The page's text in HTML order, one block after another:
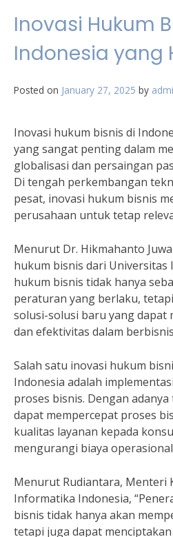
Inovasi Hukum
Indonesia yang
Posted on January 27, 2025 by
Inovasi hukum bisnis di
yang sangat penting dalam
globalisasi dan persaingan
Di tengah perkembangan
pesat, inovasi hukum bisnis
perusahaan untuk tetap
Menurut Dr. Hikmahanto
hukum bisnis dari Universitas
hukum bisnis tidak hanya
peraturan yang berlaku,
solusi-solusi baru yang dapat
dan efektivitas dalam
Salah satu inovasi hukum
Indonesia adalah
proses bisnis. Dengan
dapat mempercepat proses
kualitas layanan kepada
mengurangi biaya
Menurut Rudiantara, Menteri
Informatika Indonesia,
bisnis tidak hanya akan
tetapi juga dapat